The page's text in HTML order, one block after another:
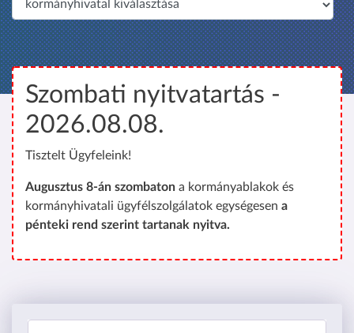
p
r
e
Szombati nyitvatartás -
2026.08.08.
Tisztelt Ügyfeleink!
Augusztus 8-án szombaton a kormányablakok és
kormányhivatali ügyfélszolgálatok egységesen a
pénteki rend szerint tartanak nyitva.